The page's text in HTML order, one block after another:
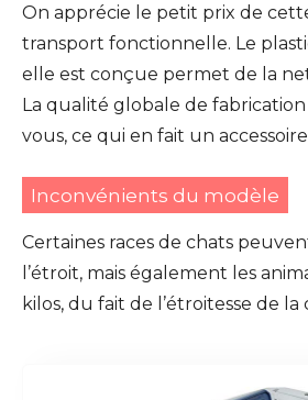
On apprécie le petit prix de
transport fonctionnelle. Le
elle est conçue permet de la
La qualité globale de
vous, ce qui en fait un
Inconvénients du modèle
Certaines races de chats
l’étroit, mais également les
kilos, du fait de l’étroitesse de la